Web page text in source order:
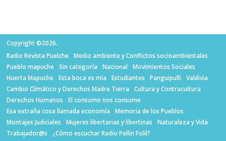
Copyright ©2026.
Radio Revista Puelche
Medio ambiente y Conflictos socioambientales
Pueblo mapuche
Sin categoría Nacional
Movimientos Sociales
Huerta Mapuche
Esta boca es mía Estudiantes Panguipulli
Valdivia
Cambio Climático y Derechos Madre Tierra
Cultura y Contracultura
Derechos Humanos
El consumo nos consume
Esa extraña cosa llamada economía
Memoria de los Pueblos
Montajes Judiciales
Mujeres libertarias y libertinas
Naturaleza y Vida
Trabajador@s
¿Cómo escuchar Radio Pellin Folil?